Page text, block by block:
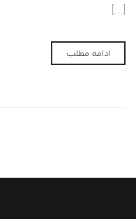
[…]
ادامه مطلب